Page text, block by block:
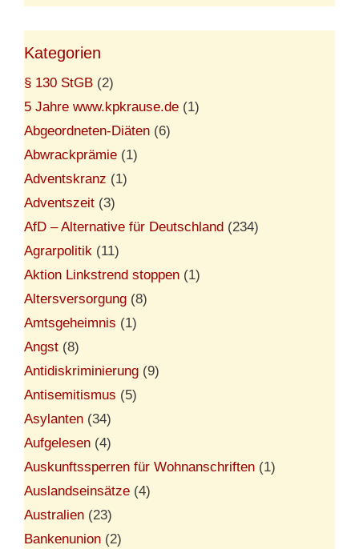
Kategorien
§ 130 StGB (2)
5 Jahre www.kpkrause.de (1)
Abgeordneten-Diäten (6)
Abwrackprämie (1)
Adventskranz (1)
Adventszeit (3)
AfD – Alternative für Deutschland (234)
Agrarpolitik (11)
Aktion Linkstrend stoppen (1)
Altersversorgung (8)
Amtsgeheimnis (1)
Angst (8)
Antidiskriminierung (9)
Antisemitismus (5)
Asylanten (34)
Aufgelesen (4)
Auskunftssperren für Wohnanschriften (1)
Auslandseinsätze (4)
Australien (23)
Bankenunion (2)